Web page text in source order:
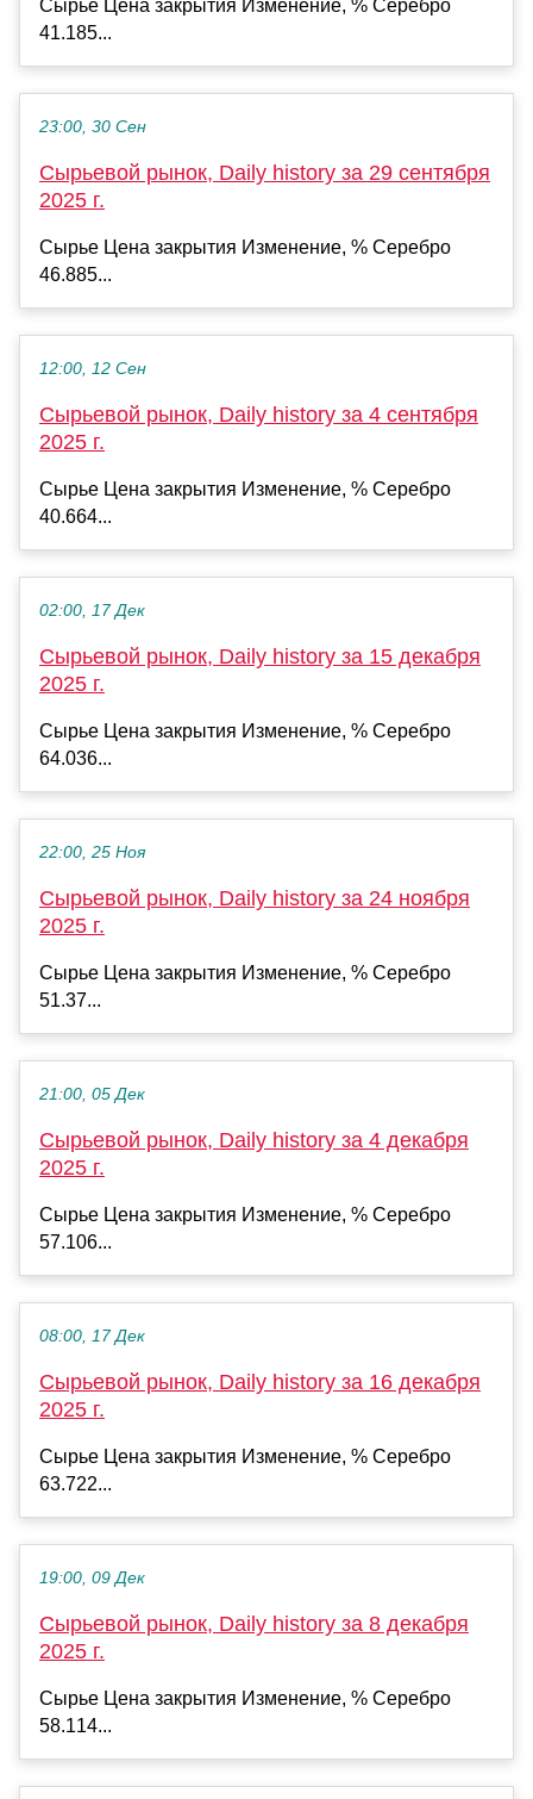
Сырье Цена закрытия Изменение, % Серебро
41.185...
23:00, 30 Сен
Сырьевой рынок, Daily history за 29 сентября
2025 г.
Сырье Цена закрытия Изменение, % Серебро
46.885...
12:00, 12 Сен
Сырьевой рынок, Daily history за 4 сентября
2025 г.
Сырье Цена закрытия Изменение, % Серебро
40.664...
02:00, 17 Дек
Сырьевой рынок, Daily history за 15 декабря
2025 г.
Сырье Цена закрытия Изменение, % Серебро
64.036...
22:00, 25 Ноя
Сырьевой рынок, Daily history за 24 ноября
2025 г.
Сырье Цена закрытия Изменение, % Серебро
51.37...
21:00, 05 Дек
Сырьевой рынок, Daily history за 4 декабря
2025 г.
Сырье Цена закрытия Изменение, % Серебро
57.106...
08:00, 17 Дек
Сырьевой рынок, Daily history за 16 декабря
2025 г.
Сырье Цена закрытия Изменение, % Серебро
63.722...
19:00, 09 Дек
Сырьевой рынок, Daily history за 8 декабря
2025 г.
Сырье Цена закрытия Изменение, % Серебро
58.114...